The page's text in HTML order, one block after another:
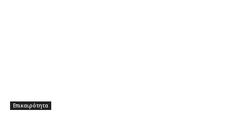
Επικαιρότητα